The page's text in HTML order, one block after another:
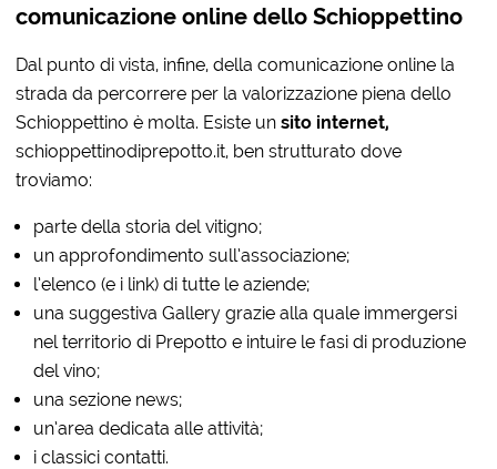
comunicazione online dello Schioppettino
Dal punto di vista, infine, della comunicazione online la
strada da percorrere per la valorizzazione piena dello
Schioppettino è molta. Esiste unsito internet,
schioppettinodiprepotto.it, ben strutturato dove
troviamo:
parte della storia del vitigno;
un approfondimento sull’associazione;
l’elenco (e i link) di tutte le aziende;
una suggestiva Gallery grazie alla quale immergersi
nel territorio di Prepotto e intuire le fasi di produzione
del vino;
una sezione news;
un’area dedicata alle attività;
i classici contatti.